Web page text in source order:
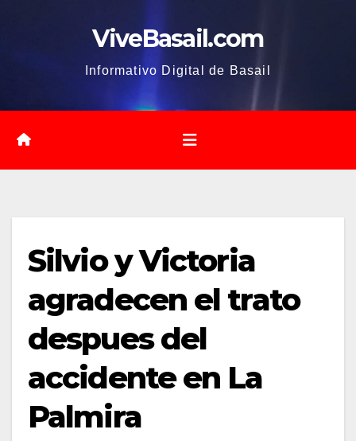
ViveBasail.com
Informativo Digital de Basail
Silvio y Victoria
agradecen el trato
despues del
accidente en La
Palmira